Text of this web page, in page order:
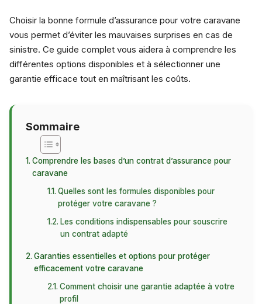
Choisir la bonne formule d’assurance pour votre caravane
vous permet d’éviter les mauvaises surprises en cas de
sinistre. Ce guide complet vous aidera à comprendre les
différentes options disponibles et à sélectionner une
garantie efficace tout en maîtrisant les coûts.
Sommaire
Comprendre les bases d’un contrat d’assurance pour
caravane
Quelles sont les formules disponibles pour
protéger votre caravane ?
Les conditions indispensables pour souscrire
un contrat adapté
Garanties essentielles et options pour protéger
efficacement votre caravane
Comment choisir une garantie adaptée à votre
profil